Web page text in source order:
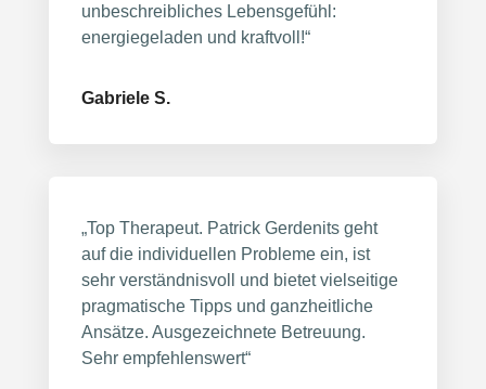
unbeschreibliches Lebensgefühl:
energiegeladen und kraftvoll!“
Gabriele S.
„Top Therapeut. Patrick Gerdenits geht
auf die individuellen Probleme ein, ist
sehr verständnisvoll und bietet vielseitige
pragmatische Tipps und ganzheitliche
Ansätze. Ausgezeichnete Betreuung.
Sehr empfehlenswert“